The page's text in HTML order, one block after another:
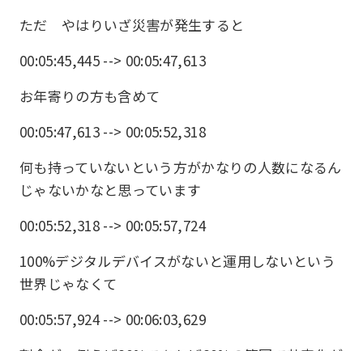
ただ やはりいざ災害が発生すると
00:05:45,445 --> 00:05:47,613
お年寄りの方も含めて
00:05:47,613 --> 00:05:52,318
何も持っていないという方がかなりの人数になるん
じゃないかなと思っています
00:05:52,318 --> 00:05:57,724
100%デジタルデバイスがないと運用しないという
世界じゃなくて
00:05:57,924 --> 00:06:03,629